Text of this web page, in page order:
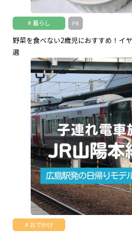
暮らし PR
野菜を食べない2歳児におすすめ！イ
選
おでかけ